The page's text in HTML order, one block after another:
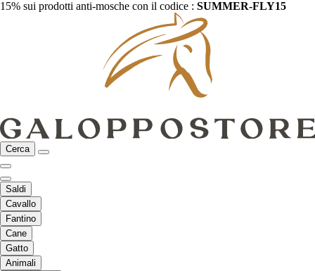
15% sui prodotti anti-mosche con il codice : SUMMER-FLY15
Cerca
Saldi
Cavallo
Fantino
Cane
Gatto
Animali